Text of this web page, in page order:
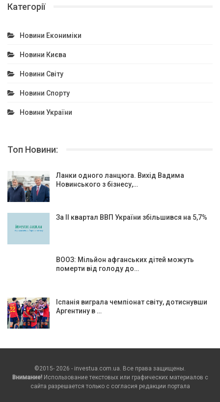
Категорії
Новини Екониміки
Новини Києва
Новини Світу
Новини Спорту
Новини України
Топ Новини:
Ланки одного ланцюга. Вихід Вадима
Новинського з бізнесу,…
За ІІ квартал ВВП України збільшився на 5,7%
ВООЗ: Мільйон афганських дітей можуть
померти від голоду до…
Іспанія виграла чемпіонат світу, дотиснувши
Аргентину в …
©2015- 2026 - investua.com.ua. Все права защищены.
Внимание!Использование текстовых или графических материалов с
сайта разрешается только c согласия редакции портала